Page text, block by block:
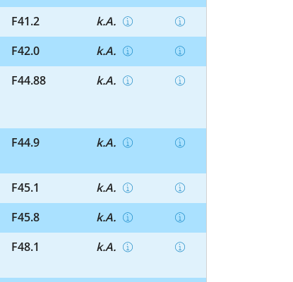
F41.2
k.A.
F42.0
k.A.
F44.88 k.A.
F44.9 k.A.
F45.1
k.A.
F45.8
k.A.
F48.1 k.A.